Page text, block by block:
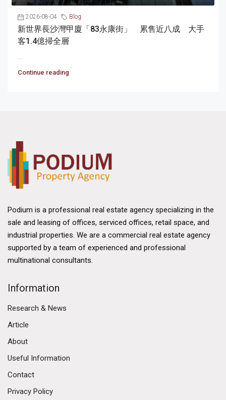
2026-08-04 Blog
新世界長沙灣甲廈「83永康街」 累售近八成 大手
客1.4億掃全層
...
Continue reading
Podium is a professional real estate agency specializing in the
sale and leasing of offices, serviced offices, retail space, and
industrial properties. We are a commercial real estate agency
supported by a team of experienced and professional
multinational consultants.
Information
Research & News
Article
About
Useful Information
Contact
Privacy Policy